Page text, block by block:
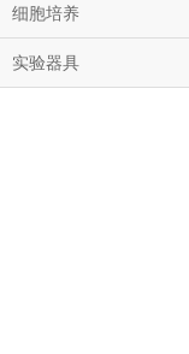
细胞培养
实验器具